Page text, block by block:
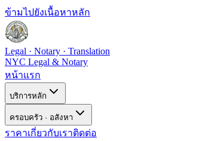
ข้ามไปยังเนื้อหาหลัก
Legal · Notary · Translation
NYC Legal & Notary
หน้าแรก
บริการหลัก
ครอบครัว · อสังหา
ราคาเกี่ยวกับเราติดต่อ